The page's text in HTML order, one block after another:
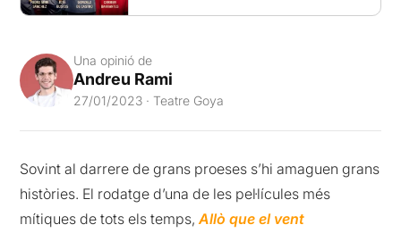
Una opinió de
Andreu Rami
27/01/2023 · Teatre Goya
Sovint al darrere de grans proeses s’hi amaguen grans
històries. El rodatge d’una de les pel·lícules més
mítiques de tots els temps,Allò que el vent